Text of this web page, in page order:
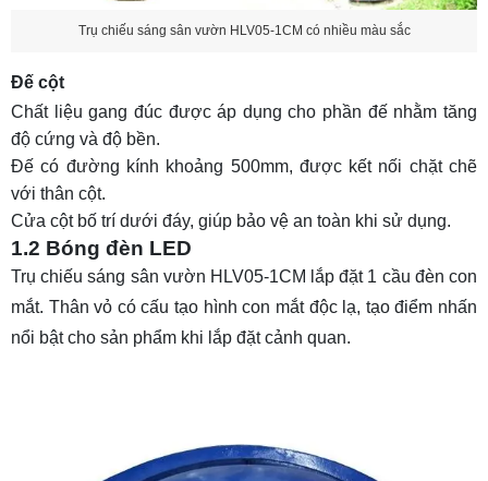
Trụ chiếu sáng sân vườn HLV05-1CM có nhiều màu sắc
Đế cột
Chất liệu gang đúc được áp dụng cho phần đế nhằm tăng
độ cứng và độ bền.
Đế có đường kính khoảng 500mm, được kết nối chặt chẽ
với thân cột.
Cửa cột bố trí dưới đáy, giúp bảo vệ an toàn khi sử dụng.
1.2 Bóng đèn LED
Trụ chiếu sáng sân vườn HLV05-1CM lắp đặt 1 cầu đèn con
mắt. Thân vỏ có cấu tạo hình con mắt độc lạ, tạo điểm nhấn
nổi bật cho sản phẩm khi lắp đặt cảnh quan.